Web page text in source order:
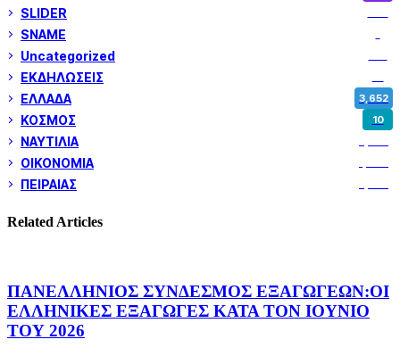
SLIDER
SNAME
Uncategorized
ΕΚΔΗΛΩΣΕΙΣ
ΕΛΛΑΔΑ 3,652
ΚΟΣΜΟΣ 10
ΝΑΥΤΙΛΙΑ
ΟΙΚΟΝΟΜΙΑ
ΠΕΙΡΑΙΑΣ
Related Articles
ΠΑΝΕΛΛΗΝΙΟΣ ΣΥΝΔΕΣΜΟΣ ΕΞΑΓΩΓΕΩΝ:ΟΙ
ΕΛΛΗΝΙΚΕΣ ΕΞΑΓΩΓΕΣ ΚΑΤΑ ΤΟΝ ΙΟΥΝΙΟ
ΤΟΥ 2026